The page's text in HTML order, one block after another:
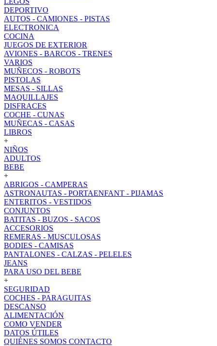
DEPORTIVO
AUTOS - CAMIONES - PISTAS
ELECTRONICA
COCINA
JUEGOS DE EXTERIOR
AVIONES - BARCOS - TRENES
VARIOS
MUÑECOS - ROBOTS
PISTOLAS
MESAS - SILLAS
MAQUILLAJES
DISFRACES
COCHE - CUNAS
MUÑECAS - CASAS
LIBROS
+
NIÑOS
ADULTOS
BEBE
+
ABRIGOS - CAMPERAS
ASTRONAUTAS - PORTAENFANT - PIJAMAS
ENTERITOS - VESTIDOS
CONJUNTOS
BATITAS - BUZOS - SACOS
ACCESORIOS
REMERAS - MUSCULOSAS
BODIES - CAMISAS
PANTALONES - CALZAS - PELELES
JEANS
PARA USO DEL BEBE
+
SEGURIDAD
COCHES - PARAGUITAS
DESCANSO
ALIMENTACIÓN
COMO VENDER
DATOS ÚTILES
QUIÉNES SOMOS CONTACTO